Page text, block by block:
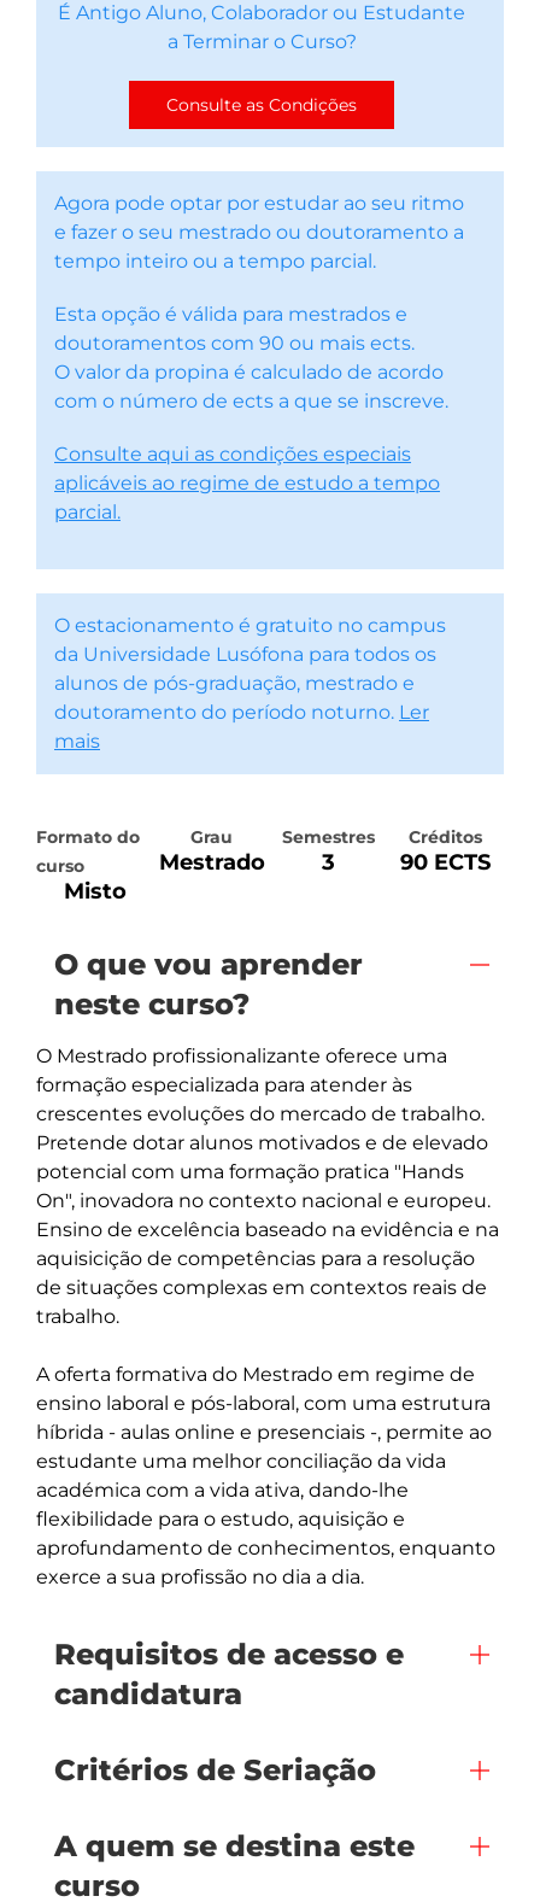
É Antigo Aluno, Colaborador ou Estudante
a Terminar o Curso?
Consulte as Condições
Agora pode optar por estudar ao seu ritmo
e fazer o seu mestrado ou doutoramento a
tempo inteiro ou a tempo parcial.
Esta opção é válida para mestrados e
doutoramentos com 90 ou mais ects.
O valor da propina é calculado de acordo
com o número de ects a que se inscreve.
Consulte aqui as condições especiais
aplicáveis ao regime de estudo a tempo
parcial.
O estacionamento é gratuito no campus
da Universidade Lusófona para todos os
alunos de pós-graduação, mestrado e
doutoramento do período noturno. Ler
mais
Formato do
curso
Misto
Grau
Mestrado
Semestres
3
Créditos
90 ECTS
O que vou aprender
neste curso?
O Mestrado profissionalizante oferece uma
formação especializada para atender às
crescentes evoluções do mercado de trabalho.
Pretende dotar alunos motivados e de elevado
potencial com uma formação pratica "Hands
On", inovadora no contexto nacional e europeu.
Ensino de excelência baseado na evidência e na
aquisicição de competências para a resolução
de situações complexas em contextos reais de
trabalho.
A oferta formativa do Mestrado em regime de
ensino laboral e pós-laboral, com uma estrutura
híbrida - aulas online e presenciais -, permite ao
estudante uma melhor conciliação da vida
académica com a vida ativa, dando-lhe
flexibilidade para o estudo, aquisição e
aprofundamento de conhecimentos, enquanto
Requisitos de acesso e
candidatura
Critérios de Seriação
A quem se destina este
curso